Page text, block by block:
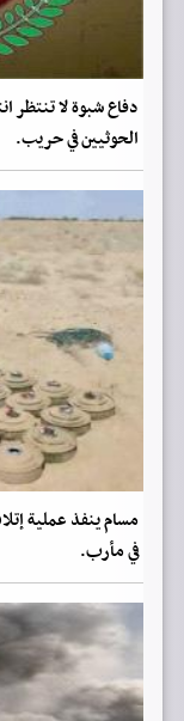
دفاع شبوة لا تنتظر
الحوثيين في حريب.
مسام ينفذ عملية
في مأرب.